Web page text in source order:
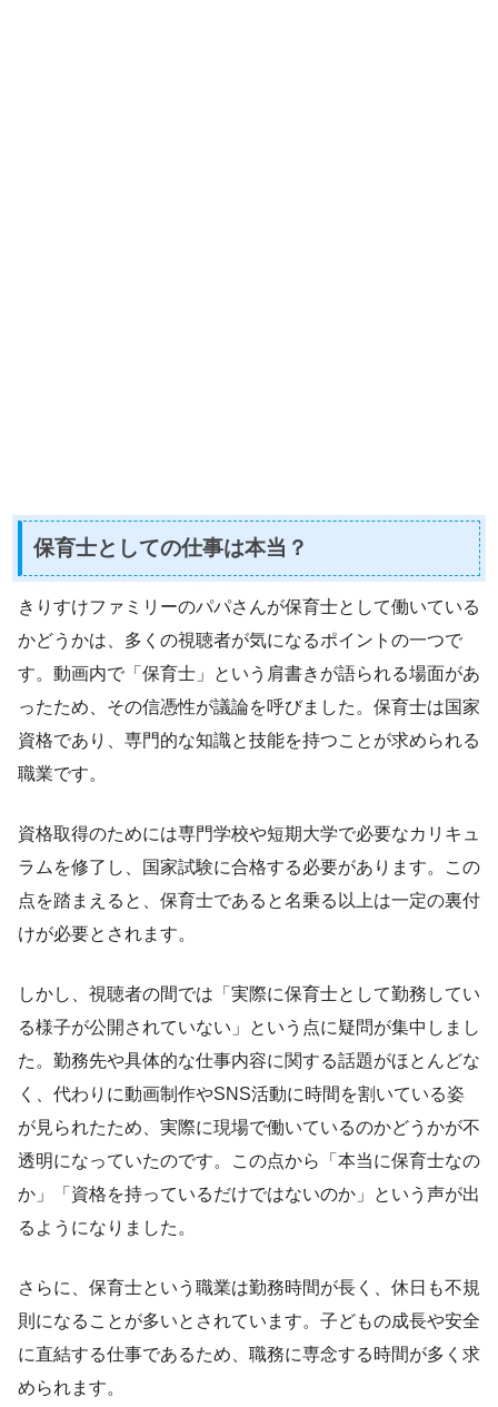
保育士としての仕事は本当？
きりすけファミリーのパパさんが保育士として働いている
かどうかは、多くの視聴者が気になるポイントの一つで
す。動画内で「保育士」という肩書きが語られる場面があ
ったため、その信憑性が議論を呼びました。保育士は国家
資格であり、専門的な知識と技能を持つことが求められる
職業です。
資格取得のためには専門学校や短期大学で必要なカリキュ
ラムを修了し、国家試験に合格する必要があります。この
点を踏まえると、保育士であると名乗る以上は一定の裏付
けが必要とされます。
しかし、視聴者の間では「実際に保育士として勤務してい
る様子が公開されていない」という点に疑問が集中しまし
た。勤務先や具体的な仕事内容に関する話題がほとんどな
く、代わりに動画制作やSNS活動に時間を割いている姿
が見られたため、実際に現場で働いているのかどうかが不
透明になっていたのです。この点から「本当に保育士なの
か」「資格を持っているだけではないのか」という声が出
るようになりました。
さらに、保育士という職業は勤務時間が長く、休日も不規
則になることが多いとされています。子どもの成長や安全
に直結する仕事であるため、職務に専念する時間が多く求
められます。